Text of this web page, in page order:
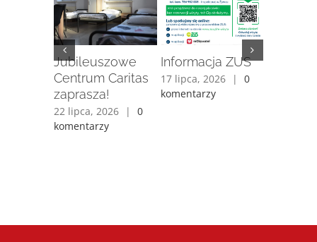
Jubileuszowe
Centrum Caritas
zaprasza!
22 lipca, 2026 |
0
komentarzy
Informacja ZUS
17 lipca, 2026 |
0
komentarzy